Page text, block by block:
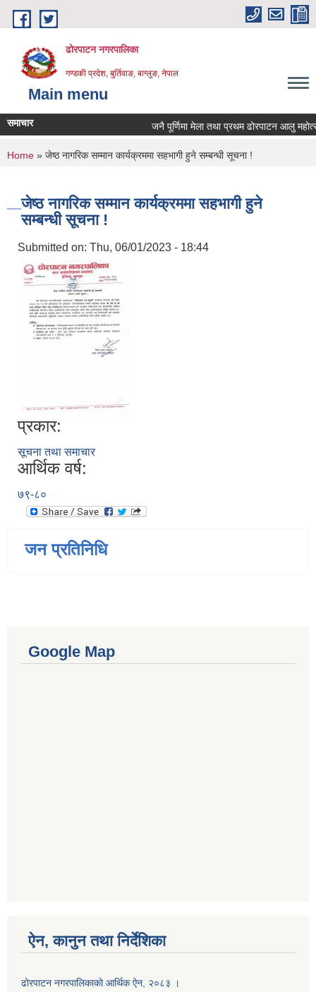
Skip to main content
ढोरपाटन नगरपालिका
गण्डकी प्रदेश, बुर्तिवाङ, बाग्लुङ, नेपाल
Main menu
समाचार जनै पूर्णिमा मेला तथा प्रथम ढोरपाटन आलु
You are here
Home » जेष्ठ नागरिक सम्मान कार्यक्रममा सहभागी हुने सम्बन्धी सूचना !
जेष्ठ नागरिक सम्मान कार्यक्रममा सहभागी हुने
सम्बन्धी सूचना !
Submitted on: Thu, 06/01/2023 - 18:44
प्रकार:
सूचना तथा समाचार
आर्थिक वर्ष:
७९-८०
जन प्रतिनिधि
Google Map
ऐन, कानुन तथा निर्देशिका
ढोरपाटन नगरपालिकाको आर्थिक ऐन, २०८३ ।